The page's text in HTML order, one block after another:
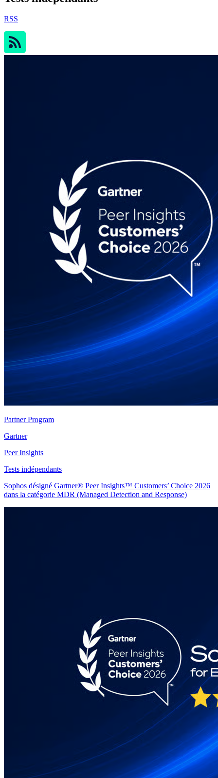
RSS
Partner Program
Gartner
Peer Insights
Tests indépendants
Sophos désigné Gartner® Peer Insights™ Customers’ Choice 2026
dans la catégorie MDR (Managed Detection and Response)